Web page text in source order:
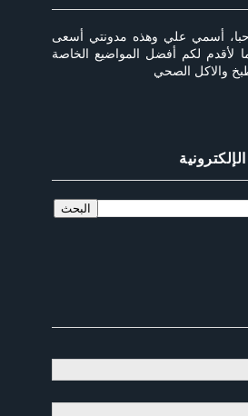
أسمي علي وهذه مدونتي أسعى
لأقدم لكم أفضل المواضيع الخاصة
والاكل الصحي